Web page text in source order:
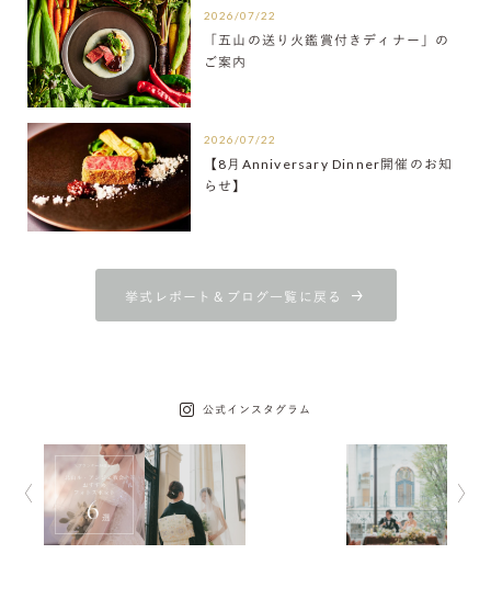
2026/07/22
「五山の送り火鑑賞付きディナー」の
ご案内
2026/07/22
【8月Anniversary Dinner開催のお知
らせ】
挙式レポート＆ブログ一覧に戻る
公式インスタグラム